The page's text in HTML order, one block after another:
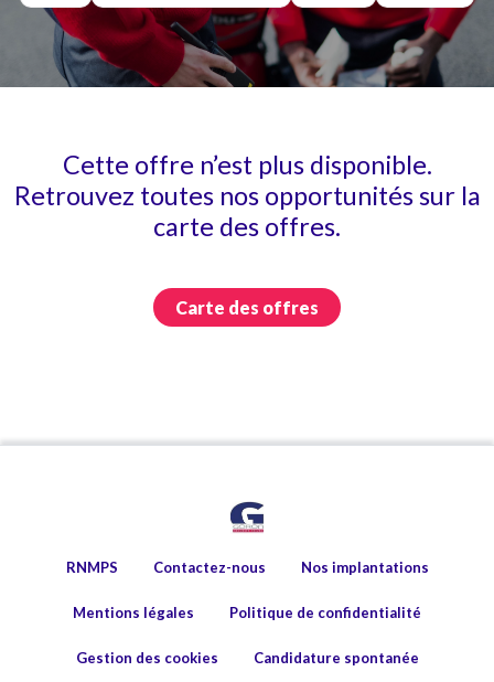
Cette offre n’est plus disponible.
Retrouvez toutes nos opportunités sur la
carte des offres.
Carte des offres
RNMPS Contactez-nous Nos implantations
Mentions légales Politique de confidentialité
Gestion des cookies Candidature spontanée